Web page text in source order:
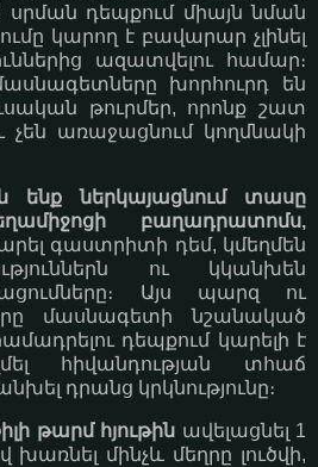
դեպքում միայն նման
կարող է բավարար չլինել
ազատվելու համար։
խորհուրդ են
թուրմեր, որոնք շատ
չեն առաջացնում կողմնակի
ենք ներկայացնում տասը
բաղադրատոմս,
գաստրիտի դեմ, կմեղմեն
ու կկանխեն
Այս պարզ ու
մասնագետի նշանակած
դեպքում կարելի է
հիվանդության տհաճ
դրանց կրկնությունը։
թարմ հյութին ավելացնել 1
խառնել մինչև մեղրը լուծվի,